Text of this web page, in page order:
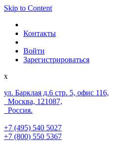
Skip to Content
Контакты
Войти
Зарегистрироваться
x
ул. Барклая д.6 стр. 5, офис 116,
Москва, 121087,
Россия.
+7 (495) 540 5027
+7 (800) 550 5367